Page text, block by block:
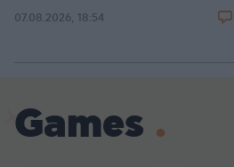
07.08.2026, 18:54
Games